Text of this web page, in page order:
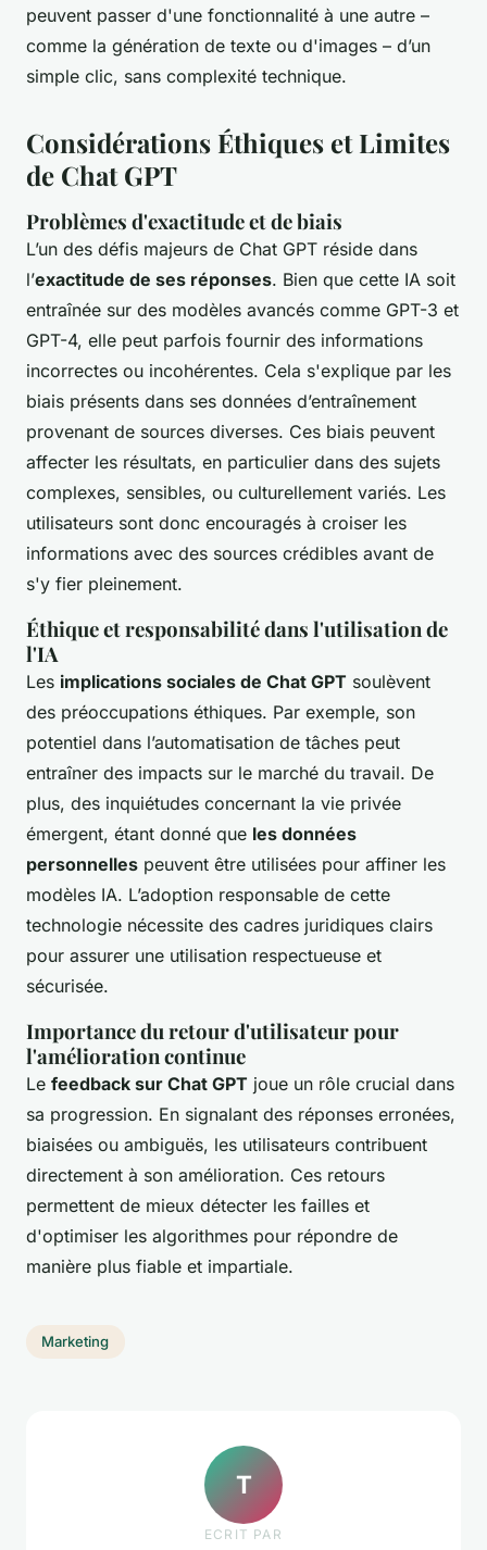
peuvent passer d'une fonctionnalité à une autre –
comme la génération de texte ou d'images – d’un
simple clic, sans complexité technique.
Considérations Éthiques et Limites
de Chat GPT
Problèmes d'exactitude et de biais
L’un des défis majeurs de Chat GPT réside dans
l’exactitude de ses réponses. Bien que cette IA soit
entraînée sur des modèles avancés comme GPT-3 et
GPT-4, elle peut parfois fournir des informations
incorrectes ou incohérentes. Cela s'explique par les
biais présents dans ses données d’entraînement
provenant de sources diverses. Ces biais peuvent
affecter les résultats, en particulier dans des sujets
complexes, sensibles, ou culturellement variés. Les
utilisateurs sont donc encouragés à croiser les
informations avec des sources crédibles avant de
s'y fier pleinement.
Éthique et responsabilité dans l'utilisation de
l'IA
Les implications sociales de Chat GPT soulèvent
des préoccupations éthiques. Par exemple, son
potentiel dans l’automatisation de tâches peut
entraîner des impacts sur le marché du travail. De
plus, des inquiétudes concernant la vie privée
émergent, étant donné que les données
personnelles peuvent être utilisées pour affiner les
modèles IA. L’adoption responsable de cette
technologie nécessite des cadres juridiques clairs
pour assurer une utilisation respectueuse et
sécurisée.
Importance du retour d'utilisateur pour
l'amélioration continue
Le feedback sur Chat GPT joue un rôle crucial dans
sa progression. En signalant des réponses erronées,
biaisées ou ambiguës, les utilisateurs contribuent
directement à son amélioration. Ces retours
permettent de mieux détecter les failles et
d'optimiser les algorithmes pour répondre de
manière plus fiable et impartiale.
Marketing
T
ECRIT PAR